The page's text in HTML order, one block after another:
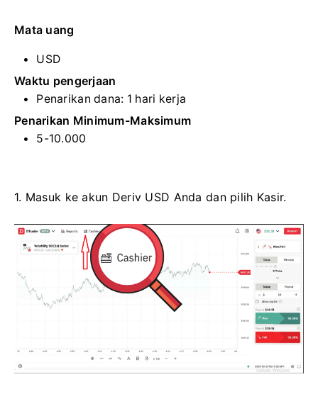
Mata uang
USD
Waktu pengerjaan
Penarikan dana: 1 hari kerja
Penarikan Minimum-Maksimum
5-10.000
1. Masuk ke akun Deriv USD Anda dan pilih Kasir.